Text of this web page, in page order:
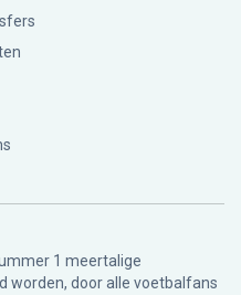
1 meertalige
worden, door alle voetbalfans